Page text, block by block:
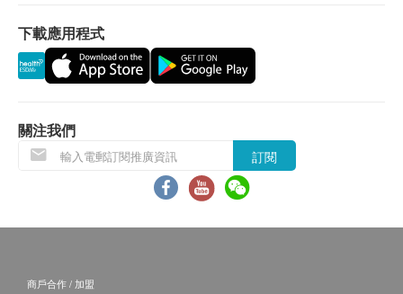
射， 並由註冊醫護人員負責注射程序。如醫生認
為不適合注射疫苗，將需收取醫生診症費用
$300，餘下差額將會退回。如有爭議，健康網購
權。
疫苗注射均由註冊醫護人員負責注射程序。
所以疫苗計劃不設退款。
諮詢有認可資格的醫生，作出診斷及治療。
下載應用程式
關注我們
訂閱
商戶合作 / 加盟